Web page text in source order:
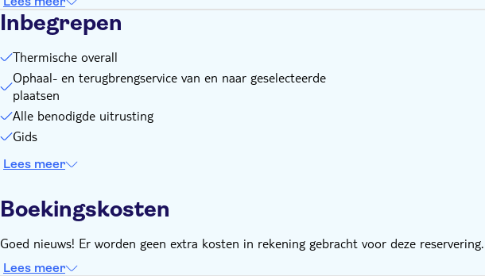
Inbegrepen
Thermische overall
Ophaal- en terugbrengservice van en naar geselecteerde
plaatsen
Alle benodigde uitrusting
Gids
Lees meer
Boekingskosten
Goed nieuws! Er worden geen extra kosten in rekening gebracht voor deze reservering.
Lees meer